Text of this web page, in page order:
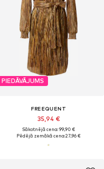
PIEDĀVĀJUMS
FREEQUENT
35,94 €
Sākotnējā cena: 99,90 €
Pēdējā zemākā cena:27,96 €